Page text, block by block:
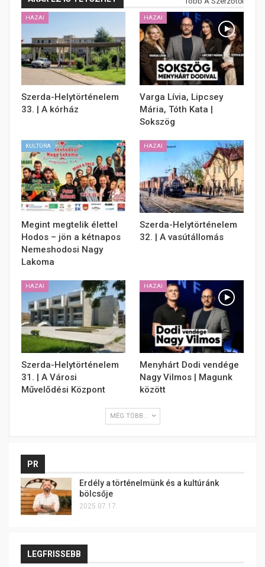
HAZAI
Szerda-Helytörténelem
33. | A kórház
HAZAI
Varga Lívia, Lipcsey
Mária, Tóth Kata |
Sokszög
KULTÚRA
Megint megtelik élettel
Hodos – jön a kétnapos
Nemeshodosi Nagy
Lakoma
HAZAI
Szerda-Helytörténelem
32. | A vasútállomás
HAZAI
Szerda-Helytörténelem
31. | A Városi
Művelődési Központ
HAZAI
Menyhárt Dodi vendége
Nagy Vilmos | Magunk
között
MÉG TÖBB...
PR
Erdély a történelmünk és a kultúránk
bölcsője
2025.07.17.
LEGFRISSEBB